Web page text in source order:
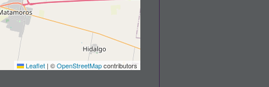
Leaflet | ©OpenStreetMapcontributors